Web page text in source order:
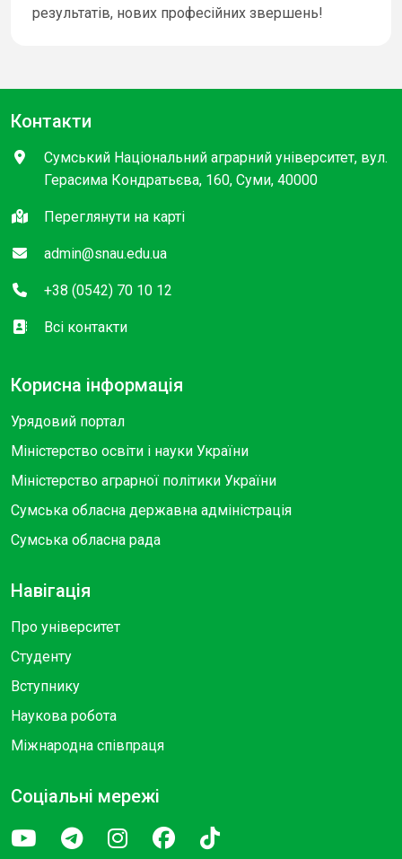
результатів, нових професійних звершень!
Контакти
Сумський Національний аграрний університет, вул.
Герасима Кондратьєва, 160, Суми, 40000
Переглянути на карті
admin@snau.edu.ua
+38 (0542) 70 10 12
Всі контакти
Корисна інформація
Урядовий портал
Міністерство освіти і науки України
Міністерство аграрної політики України
Сумська обласна державна адміністрація
Сумська обласна рада
Навігація
Про університет
Студенту
Вступнику
Наукова робота
Міжнародна співпраця
Соціальні мережі